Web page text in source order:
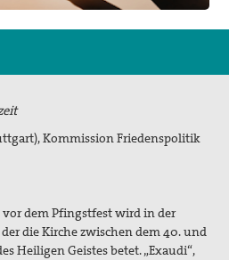
Kommission Friedenspolitik
vor dem Pfingstfest wird in der
die Kirche zwischen dem 40. und
Heiligen Geistes betet. „Exaudi“,